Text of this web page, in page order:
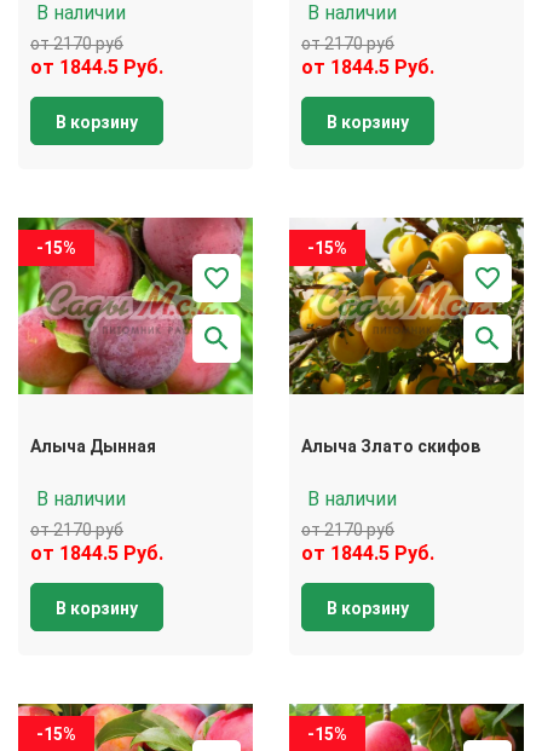
В наличии
от 2170 руб
от 1844.5 Руб.
В корзину
В наличии
от 2170 руб
от 1844.5 Руб.
В корзину
-15%
Алыча Дынная
В наличии
от 2170 руб
от 1844.5 Руб.
В корзину
-15%
Алыча Злато скифов
В наличии
от 2170 руб
от 1844.5 Руб.
В корзину
-15% -15%